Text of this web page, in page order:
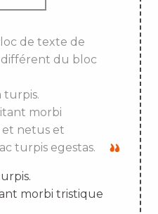
de texte de
différent du bloc
turpis.
morbi
netus et
turpis egestas.
morbi tristique